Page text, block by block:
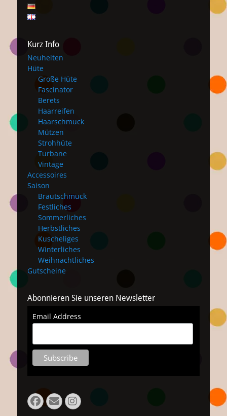
Kurz Info
Neuheiten
Hüte
Große Hüte
Fascinator
Berets
Haarreifen
Haarschmuck
Mützen
Strohhüte
Turbane
Vintage
Accessoires
Saison
Brautschmuck
Festliches
Sommerliches
Herbstliches
Kuscheliges
Winterliches
Weihnachtliches
Gutscheine
Abonnieren Sie unseren Newsletter
Email Address
Facebook
E-
Mail
Instagram